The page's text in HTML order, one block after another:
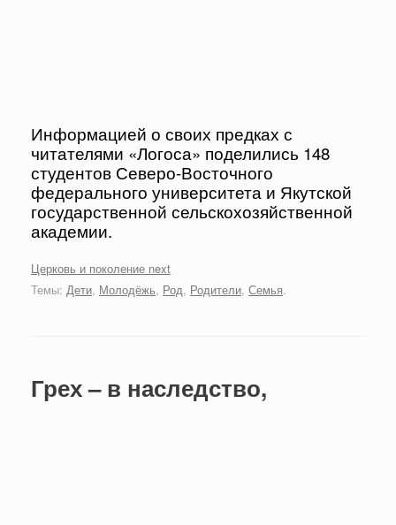
Информацией о своих предках с
читателями «Логоса» поделились 148
студентов Северо-Восточного
федерального университета и Якутской
государственной сельскохозяйственной
академии.
Церковь и поколение next
Темы: Дети, Молодёжь, Род, Родители, Семья.
Грех – в наследство,